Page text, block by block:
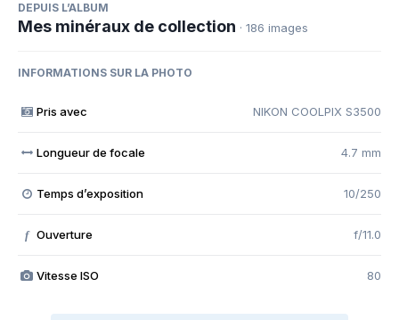
DEPUIS L’ALBUM
Mes minéraux de collection · 186 images
INFORMATIONS SUR LA PHOTO
Pris avec NIKON COOLPIX S3500
Longueur de focale 4.7 mm
Temps d’exposition 10/250
f Ouverture f/11.0
Vitesse ISO 80